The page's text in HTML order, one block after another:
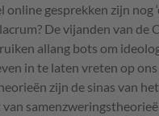
online gesprekken zijn nog
De vijanden van de
allang bots om
in te laten vreten op ons
zijn de sinas van